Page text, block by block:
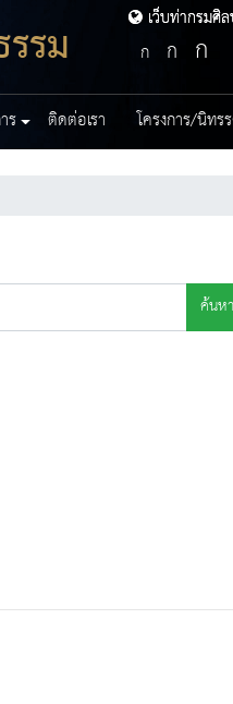
เว็บท่ากรมศิ
รม เว็บท่ากรมศิ
ก ก ก
ร ติดต่อเรา โครงการ/นิทร
ค้นหา